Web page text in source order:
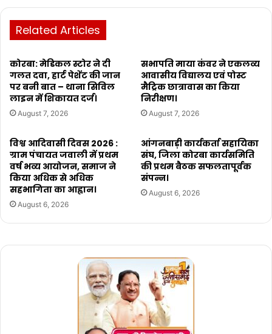
Related Articles
कोरबा: मेडिकल स्टोर ने दी
गलत दवा, हार्ट पेशेंट की जान
पर बनी बात – थाना सिविल
लाइन में शिकायत दर्ज।
August 7, 2026
सभापति माया कंवर ने एकलव्य
आवासीय विद्यालय एवं पोस्ट
मैट्रिक छात्रावास का किया
निरीक्षण।
August 7, 2026
विश्व आदिवासी दिवस 2026 :
ग्राम पंचायत जवाली में प्रथम
वर्ष भव्य आयोजन, समाज ने
किया अधिक से अधिक
सहभागिता का आह्वान।
August 6, 2026
आंगनबाड़ी कार्यकर्ता सहायिका
संघ, जिला कोरबा कार्यसमिति
की प्रथम बैठक सफलतापूर्वक
संपन्न।
August 6, 2026